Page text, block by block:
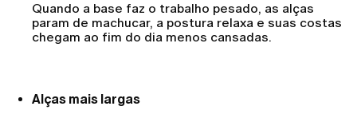
Quando a base faz o trabalho pesado, as alças
param de machucar, a postura relaxa e suas costas
chegam ao fim do dia menos cansadas.
Alças mais largas